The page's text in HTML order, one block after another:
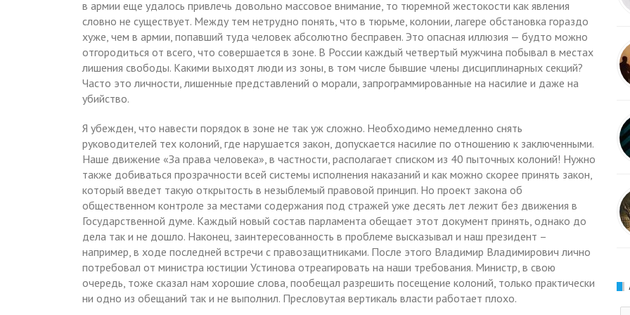
в армии еще удалось привлечь довольно массовое внимание, то тюремной жестокости как явления
словно не существует. Между тем нетрудно понять, что в тюрьме, колонии, лагере обстановка гораздо
хуже, чем в армии, попавший туда человек абсолютно бесправен. Это опасная иллюзия — будто можно
отгородиться от всего, что совершается в зоне. В России каждый четвертый мужчина побывал в местах
лишения свободы. Какими выходят люди из зоны, в том числе бывшие члены дисциплинарных секций?
Часто это личности, лишенные представлений о морали, запрограммированные на насилие и даже на
убийство.
Я убежден, что навести порядок в зоне не так уж сложно. Необходимо немедленно снять
руководителей тех колоний, где нарушается закон, допускается насилие по отношению к заключенными.
Наше движение «За права человека», в частности, располагает списком из 40 пыточных колоний! Нужно
также добиваться прозрачности всей системы исполнения наказаний и как можно скорее принять закон,
который введет такую открытость в незыблемый правовой принцип. Но проект закона об
общественном контроле за местами содержания под стражей уже десять лет лежит без движения в
Государственной думе. Каждый новый состав парламента обещает этот документ принять, однако до
дела так и не дошло. Наконец, заинтересованность в проблеме высказывал и наш президент –
например, в ходе последней встречи с правозащитниками. После этого Владимир Владимирович лично
потребовал от министра юстиции Устинова отреагировать на наши требования. Министр, в свою
очередь, тоже сказал нам хорошие слова, пообещал разрешить посещение колоний, только практически
ни одно из обещаний так и не выполнил. Пресловутая вертикаль власти работает плохо.